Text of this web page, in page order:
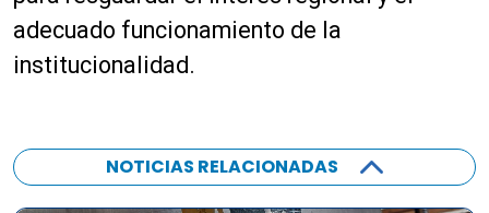
adecuado funcionamiento de la
institucionalidad.
NOTICIAS RELACIONADAS